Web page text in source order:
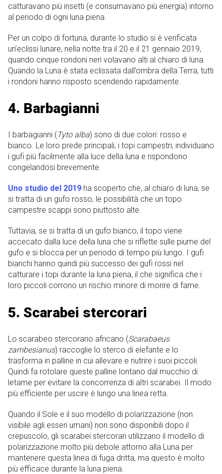
catturavano più insetti (e consumavano più energia) intorno
al periodo di ogni luna piena.
Per un colpo di fortuna, durante lo studio si è verificata
un’eclissi lunare, nella notte tra il 20 e il 21 gennaio 2019,
quando cinque rondoni neri volavano alti al chiaro di luna.
Quando la Luna è stata eclissata dall’ombra della Terra, tutti
i rondoni hanno risposto scendendo rapidamente.
4. Barbagianni
I barbagianni ( Tyto alba) sono di due colori: rosso e
bianco. Le loro prede principali, i topi campestri, individuano
i gufi più facilmente alla luce della luna e rispondono
congelandosi brevemente.
Uno studio del 2019 ha scoperto che, al chiaro di luna, se
si tratta di un gufo rosso, le possibilità che un topo
campestre scappi sono piuttosto alte.
Tuttavia, se si tratta di un gufo bianco, il topo viene
accecato dalla luce della luna che si riflette sulle piume del
gufo e si blocca per un periodo di tempo più lungo. I gufi
bianchi hanno quindi più successo dei gufi rossi nel
catturare i topi durante la luna piena, il che significa che i
loro piccoli corrono un rischio minore di morire di fame.
5. Scarabei stercorari
Lo scarabeo stercorario africano (Scarabaeus
zambesianus) raccoglie lo sterco di elefante e lo
trasforma in palline in cui allevare e nutrire i suoi piccoli.
Quindi fa rotolare queste palline lontano dal mucchio di
letame per evitare la concorrenza di altri scarabei. Il modo
più efficiente per uscire è lungo una linea retta.
Quando il Sole e il suo modello di polarizzazione (non
visibile agli esseri umani) non sono disponibili dopo il
crepuscolo, gli scarabei stercorari utilizzano il modello di
polarizzazione molto più debole attorno alla Luna per
mantenere questa linea di fuga dritta, ma questo è molto
più efficace durante la luna piena.